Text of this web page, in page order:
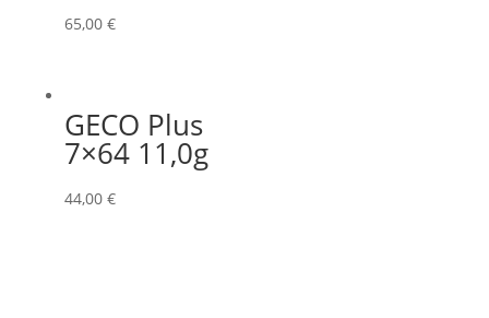
65,00 €
GECO Plus
7×64 11,0g
44,00 €